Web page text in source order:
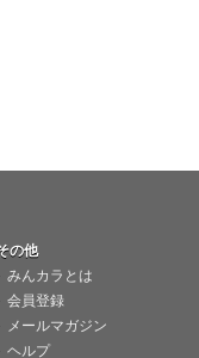
の他
みんカラとは
会員登録
メールマガジン
ヘルプ